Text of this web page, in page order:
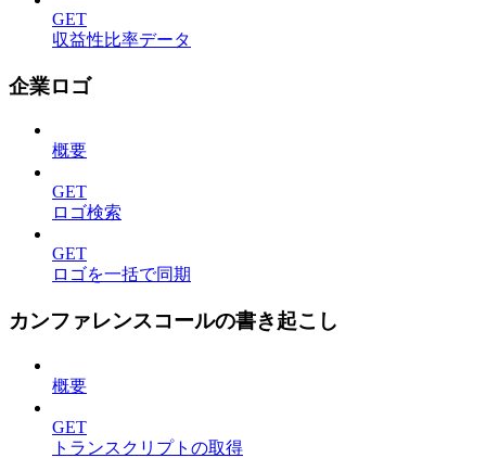
GET
収益性比率データ
企業ロゴ
概要
GET
ロゴ検索
GET
ロゴを一括で同期
カンファレンスコールの書き起こし
概要
GET
トランスクリプトの取得